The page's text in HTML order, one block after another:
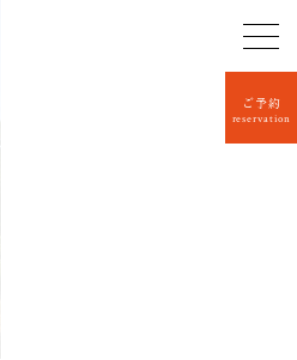
ご予約
reservation